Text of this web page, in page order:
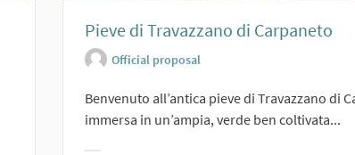
Pieve di Travazzano di Carpaneto
Official proposal
Benvenuto all’antica pieve di Travazzano di
immersa in un’ampia, verde ben coltivata...